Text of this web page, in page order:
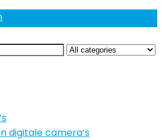
digitale camera’s